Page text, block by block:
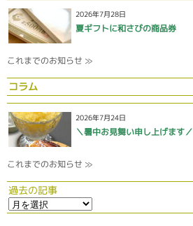
2026年7月28日
夏ギフトに和さびの商品券
これまでのお知らせ ≫
コラム
2026年7月24日
＼暑中お見舞い申し上げます／
これまでのお知らせ ≫
過去の記事